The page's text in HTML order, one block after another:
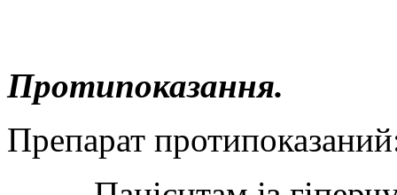
Протипоказання.
Препарат